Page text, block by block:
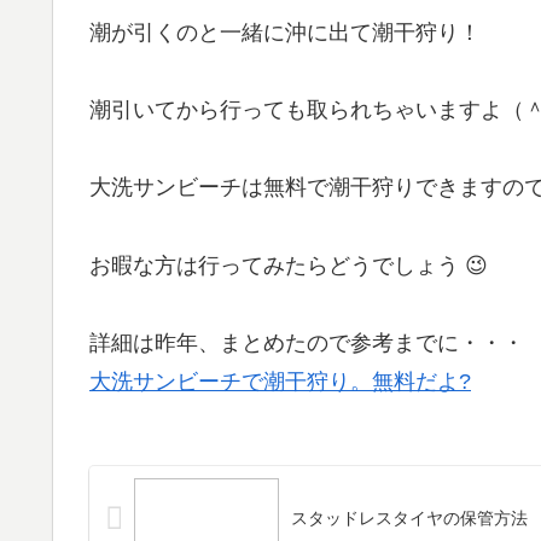
潮が引くのと一緒に沖に出て潮干狩り！
潮引いてから行っても取られちゃいますよ（
大洗サンビーチは無料で潮干狩りできますの
お暇な方は行ってみたらどうでしょう 😉
詳細は昨年、まとめたので参考までに・・・
大洗サンビーチで潮干狩り。無料だよ?
スタッドレスタイヤの保管方法